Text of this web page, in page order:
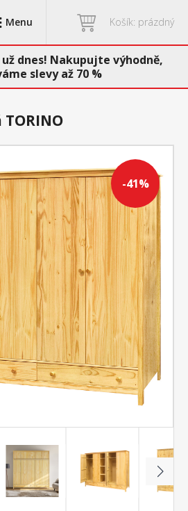
Menu Košík: prázdný
dnes! Nakupujte výhodně,
slevy až 70 %
-41%